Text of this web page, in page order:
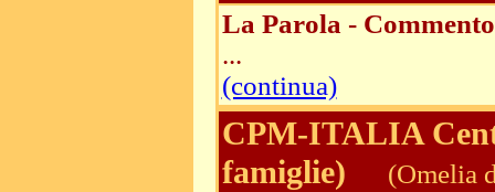
La Parola -
...
(continua)
CPM-ITALIA
famiglie)
(Omelia